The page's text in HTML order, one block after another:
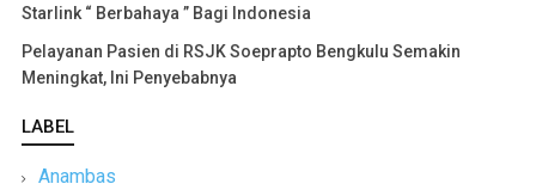
Starlink “ Berbahaya ” Bagi Indonesia
Pelayanan Pasien di RSJK Soeprapto Bengkulu Semakin
Meningkat, Ini Penyebabnya
LABEL
Anambas